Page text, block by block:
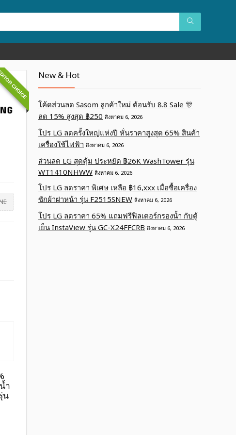
CHOICE
ำ
น
New & Hot
โค้ดส่วนลด Sasom ลูกค้าใหม่ ต้อนรับ 8.8 Sale 🎊
ลด 15% สูงสุด ฿250 สิงหาคม 6, 2026
โปร LG ลดครั้งใหญ่แห่งปี หั่นราคาสูงสุด 65% สินค้า
เครื่องใช้ไฟฟ้า สิงหาคม 6, 2026
ส่วนลด LG สุดคุ้ม ประหยัด ฿26K WashTower รุ่น
WT1410NHWW สิงหาคม 6, 2026
โปร LG ลดราคา พิเศษ เหลือ ฿16,xxx เมื่อซื้อเครื่อง
ซักผ้าฝาหน้า รุ่น F2515SNEW สิงหาคม 6, 2026
โปร LG ลดราคา 65% แถมฟรีฟิลเตอร์กรองน้ำ กับตู้
เย็น InstaView รุ่น GC-X24FFCRB สิงหาคม 6, 2026